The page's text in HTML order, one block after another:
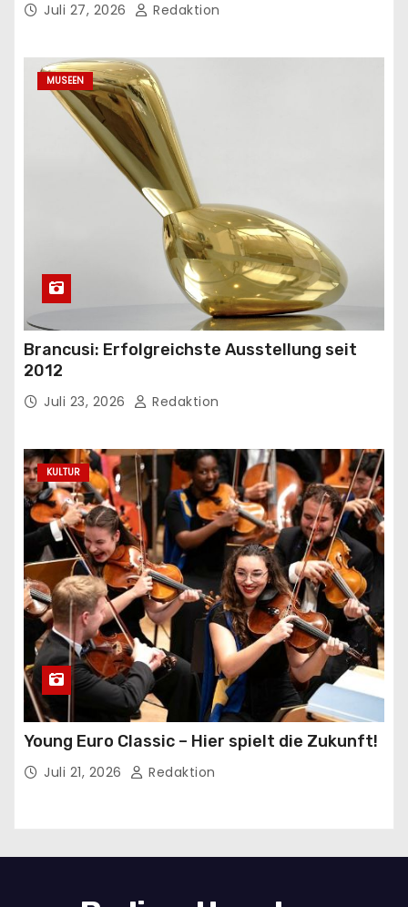
Juli 27, 2026 Redaktion
MUSEEN
Brancusi: Erfolgreichste Ausstellung seit
2012
Juli 23, 2026 Redaktion
KULTUR
Young Euro Classic – Hier spielt die Zukunft!
Juli 21, 2026 Redaktion